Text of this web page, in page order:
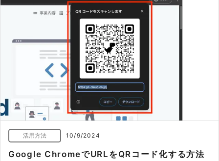
活用方法 10/9/2024
Google ChromeでURLをQRコード化する方法